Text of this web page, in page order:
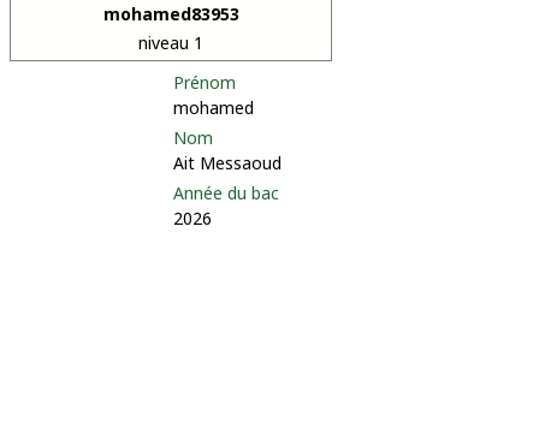
mohamed83953
niveau 1
Prénom
mohamed
Nom
Ait Messaoud
Année du bac
2026